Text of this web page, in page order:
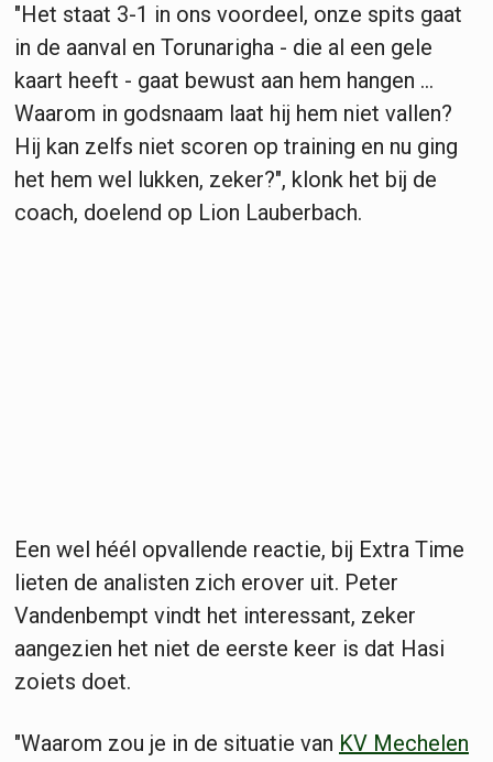
"Het staat 3-1 in ons voordeel, onze spits gaat
in de aanval en Torunarigha - die al een gele
kaart heeft - gaat bewust aan hem hangen ...
Waarom in godsnaam laat hij hem niet vallen?
Hij kan zelfs niet scoren op training en nu ging
het hem wel lukken, zeker?", klonk het bij de
coach, doelend op Lion Lauberbach.
Een wel héél opvallende reactie, bij Extra Time
lieten de analisten zich erover uit. Peter
Vandenbempt vindt het interessant, zeker
aangezien het niet de eerste keer is dat Hasi
zoiets doet.
"Waarom zou je in de situatie van KV Mechelen